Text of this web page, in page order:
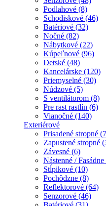
Podlahové (8)
Schodiskové (46)
Batériové (32)
Nočné (82)
Nábytkové (22)
Kúpeľnové (96)
Detské (48)
Kancelárske (120)
Priemyselné (30)
Núdzové (5)
S ventilátorom (8)
Pre rast rastlín (6)
Vianočné (140)
Exteriérové
Prisadené stropné
Zapustené stropné
Závesné (6)
Nástenné /
Stĺpikové (10)
Pochôdzne (8)
Reflektorové (64)
Senzorové (46)